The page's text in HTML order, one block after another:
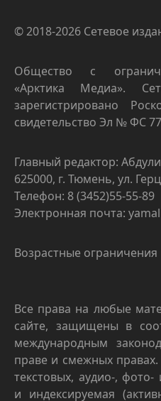
© 2018-2026 Сетевое
Общество с
«Арктика Медиа».
зарегистрировано
свидетельство Эл № ФС
Главный редактор:
625000, г. Тюмень, ул.
Телефон: 8 (3452)55-55-89
Электронная почта:
Возрастные ограничения
Все права на любые
сайте, защищены в
международным
праве и смежных
текстовых, аудио-,
и индексируемая